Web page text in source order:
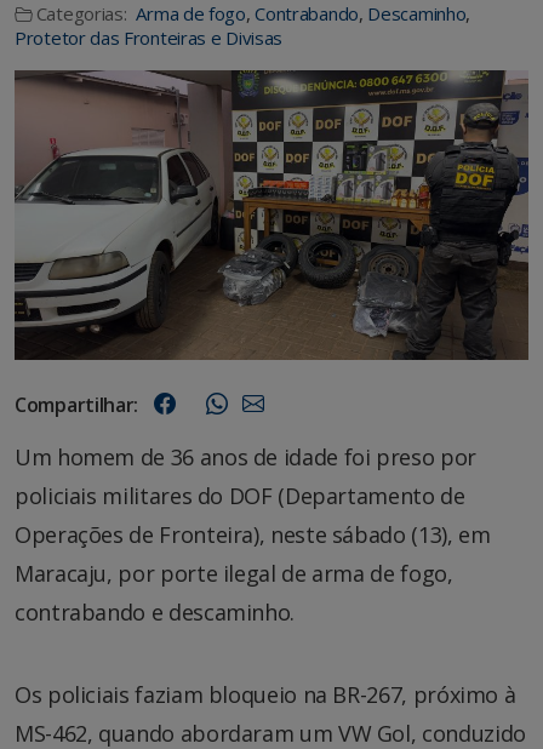
Categorias: Arma de fogo, Contrabando, Descaminho,
Protetor das Fronteiras e Divisas
Compartilhar:
Um homem de 36 anos de idade foi preso por
policiais militares do DOF (Departamento de
Operações de Fronteira), neste sábado (13), em
Maracaju, por porte ilegal de arma de fogo,
contrabando e descaminho.
Os policiais faziam bloqueio na BR-267, próximo à
MS-462, quando abordaram um VW Gol, conduzido